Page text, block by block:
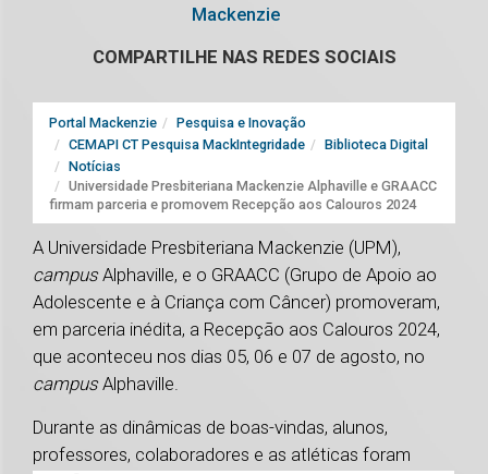
Mackenzie
COMPARTILHE NAS REDES SOCIAIS
Portal Mackenzie
Pesquisa e Inovação
CEMAPI CT Pesquisa MackIntegridade
Biblioteca Digital
Notícias
Universidade Presbiteriana Mackenzie Alphaville e GRAACC
firmam parceria e promovem Recepção aos Calouros 2024
A Universidade Presbiteriana Mackenzie (UPM),
campus Alphaville, e o GRAACC (Grupo de Apoio ao
Adolescente e à Criança com Câncer) promoveram,
em parceria inédita, a Recepção aos Calouros 2024,
que aconteceu nos dias 05, 06 e 07 de agosto, no
campus Alphaville.
Durante as dinâmicas de boas-vindas, alunos,
professores, colaboradores e as atléticas foram